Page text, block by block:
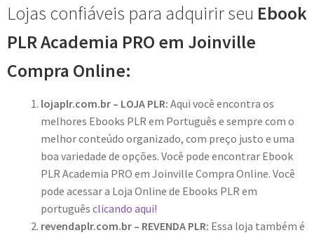
Lojas confiáveis para adquirir seu Ebook
PLR Academia PRO em Joinville
Compra Online:
lojaplr.com.br – LOJA PLR: Aqui você encontra os
melhores Ebooks PLR em Português e sempre com o
melhor conteúdo organizado, com preço justo e uma
boa variedade de opções. Você pode encontrar Ebook
PLR Academia PRO em Joinville Compra Online. Você
pode acessar a Loja Online de Ebooks PLR em
português clicando aqui!
revendaplr.com.br – REVENDA PLR: Essa loja também é